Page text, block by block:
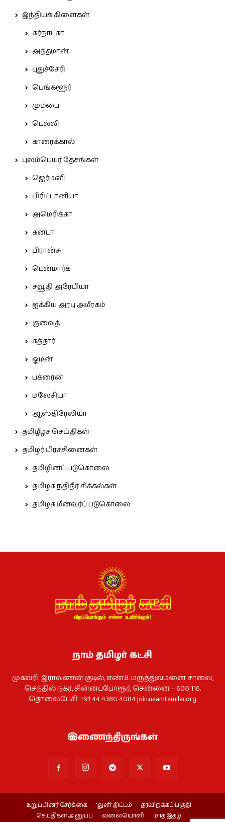
இந்தியக் கிளைகள்
கர்நாடகா
அந்தமான்
புதுச்சேரி
பெங்களூர்
மும்பை
டெல்லி
காரைக்கால்
புலம்பெயர் தேசங்கள்
ஜெர்மனி
பிரிட்டானியா
அமெரிக்கா
கனடா
பிரான்சு
டென்மார்க்
சவூதி அரேபியா
ஐக்கிய அரபு அமீரகம்
குவைத்
கத்தார்
ஓமன்
பக்ரைன்
மலேசியா
ஆஸ்திரேலியா
தமிழீழச் செய்திகள்
தமிழர் பிரச்சினைகள்
தமிழினப் படுகொலை
தமிழக நதிநீர் சிக்கல்கள்
தமிழக மீனவர்ப் படுகொலை
நாம் தமிழர் கட்சி
முகவரி: இராவணன் குடில், எண்.8. மருத்துவமனை சாலை,
செந்தில் நகர், சின்னப்போரூர், சென்னை – 600 116.
தொலைபேசி: +91 44 4380 4084join.naamtamilar.org
இணைந்திருங்கள்
உறுப்பினர் சேர்க்கை ‘துளி’ திட்டம்
தரவிறக்கப் பகுதி
செய்திகள் அனுப்ப
வலையொளி
மாத இதழ்